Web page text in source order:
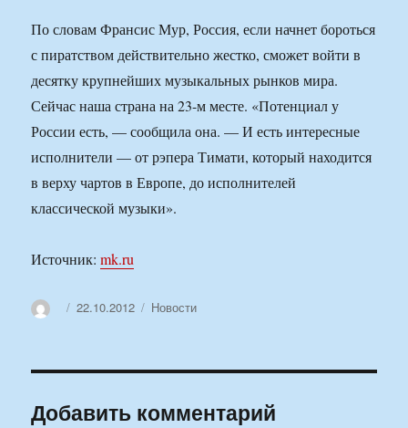
По словам Франсис Мур, Россия, если начнет бороться
с пиратством действительно жестко, сможет войти в
десятку крупнейших музыкальных рынков мира.
Сейчас наша страна на 23-м месте. «Потенциал у
России есть, — сообщила она. — И есть интересные
исполнители — от рэпера Тимати, который находится
в верху чартов в Европе, до исполнителей
классической музыки».
Источник:mk.ru
АвторОпубликовано
22.10.2012 Рубрики
Новости
Добавить комментарий